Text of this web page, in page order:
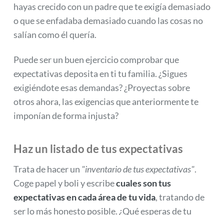
hayas crecido con un padre que te exigía demasiado
o que se enfadaba demasiado cuando las cosas no
salían como él quería.
Puede ser un buen ejercicio comprobar que
expectativas deposita en ti tu familia. ¿Sigues
exigiéndote esas demandas? ¿Proyectas sobre
otros ahora, las exigencias que anteriormente te
imponían de forma injusta?
Haz un listado de tus expectativas
Trata de hacer un "inventario de tus expectativas".
Coge papel y boli y escribecuales son tus
expectativas en cada área de tu vida, tratando de
ser lo más honesto posible. ¿Qué esperas de tu